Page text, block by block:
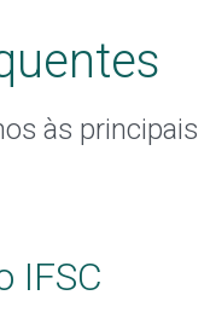
às principais
IFSC